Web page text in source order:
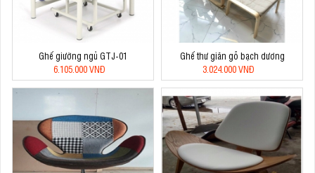
Ghế giường ngủ GTJ-01
6.105.000 VNĐ
Ghế thư giãn gỗ bạch dương
3.024.000 VNĐ